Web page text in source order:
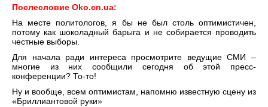
Послесловие Oko.cn.ua:
На месте политологов, я бы не был столь оптимистичен,
потому как шоколадный барыга и не собирается проводить
честные выборы.
Для начала ради интереса просмотрите ведущие СМИ –
многие из них сообщили сегодня об этой пресс-
конференции? То-то!
Ну и вообще, всем оптимистам, напомню известную сцену из
«Бриллиантовой руки»